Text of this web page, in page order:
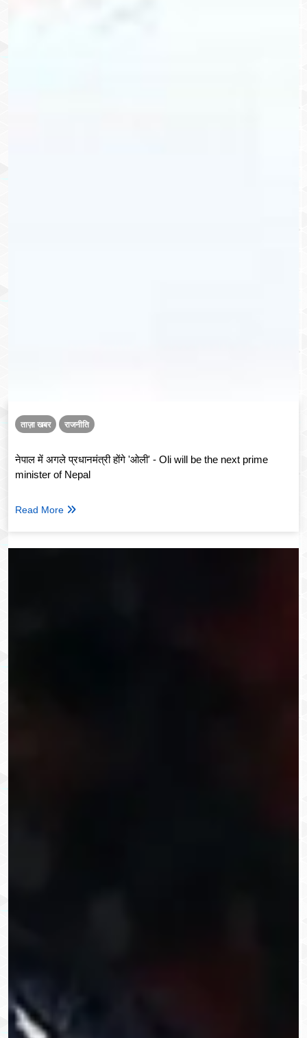
ताज़ा खबर राजनीति
नेपाल में अगले प्रधानमंत्री होंगे 'ओली' - Oli will be the next prime
minister of Nepal
Read More